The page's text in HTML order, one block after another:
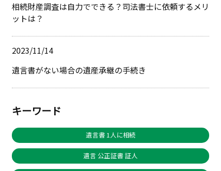
相続財産調査は自力でできる？司法書士に依頼するメリ
ットは？
2023/11/14
遺言書がない場合の遺産承継の手続き
キーワード
遺言書 1人に相続
遺言 公正証書 証人